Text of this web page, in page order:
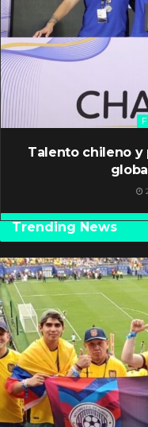
Talento chileno y
Trending News